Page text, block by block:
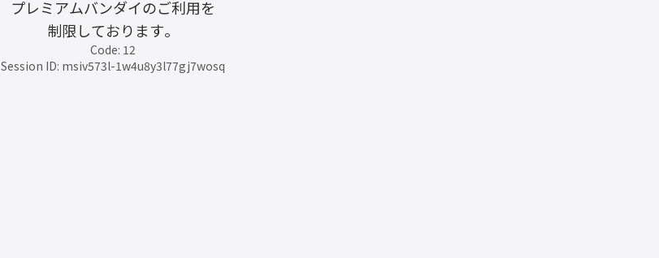
プレミアムバンダイのご利用を
制限しております。
Code: 12
Session ID: msiv573l-1w4u8y3l77gj7wosq